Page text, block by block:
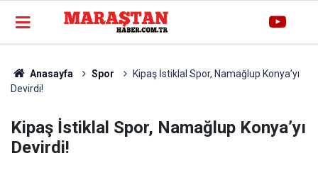
Anasayfa Spor
Kipaş İstiklal Spor, Namağlup Konya’yı
Devirdi!
Kipaş İstiklal Spor, Namağlup Konya’yı
Devirdi!